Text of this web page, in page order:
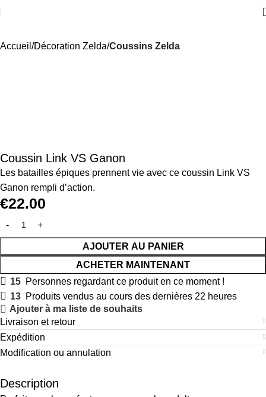
Accueil Décoration Zelda Coussins Zelda
Coussin Link VS Ganon
Les batailles épiques prennent vie avec ce coussin Link VS
Ganon rempli d’action.
€22.00
AJOUTER AU PANIER
ACHETER MAINTENANT
15 Personnes regardant ce produit en ce moment !
13 Produits vendus au cours des dernières 22 heures
Ajouter à ma liste de souhaits
Livraison et retour
Expédition
Modification ou annulation
Description